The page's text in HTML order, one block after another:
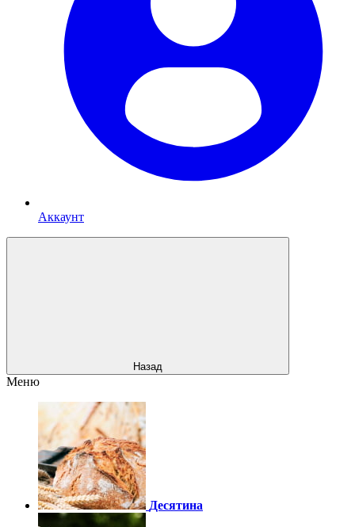
Аккаунт
Назад
Меню
Десятина